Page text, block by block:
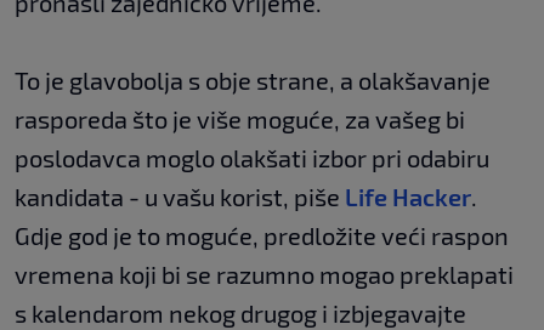
To je glavobolja s obje strane, a olakšavanje
rasporeda što je više moguće, za vašeg bi
poslodavca moglo olakšati izbor pri odabiru
kandidata - u vašu korist, piše Life Hacker.
Gdje god je to moguće, predložite veći raspon
vremena koji bi se razumno mogao preklapati
s kalendarom nekog drugog i izbjegavajte